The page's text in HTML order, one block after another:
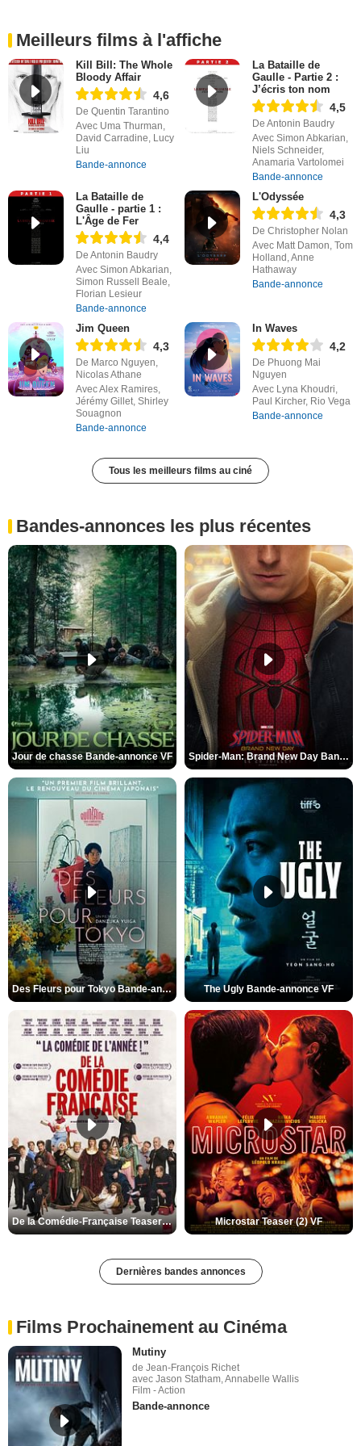
Meilleurs films à l'affiche
Kill Bill: The Whole
Bloody Affair
4,6
De Quentin Tarantino
Avec Uma Thurman,
David Carradine, Lucy
Liu
Bande-annonce
La Bataille de
Gaulle - Partie 2 :
J’écris ton nom
4,5
De Antonin Baudry
Avec Simon Abkarian,
Niels Schneider,
Anamaria Vartolomei
Bande-annonce
La Bataille de
Gaulle - partie 1 :
L'Âge de Fer
4,4
De Antonin Baudry
Avec Simon Abkarian,
Simon Russell Beale,
Florian Lesieur
Bande-annonce
L'Odyssée
4,3
De Christopher Nolan
Avec Matt Damon, Tom
Holland, Anne
Hathaway
Bande-annonce
Jim Queen
4,3
De Marco Nguyen,
Nicolas Athane
Avec Alex Ramires,
Jérémy Gillet, Shirley
Souagnon
Bande-annonce
In Waves
4,2
De Phuong Mai
Nguyen
Avec Lyna Khoudri,
Paul Kircher, Rio Vega
Bande-annonce
Tous les meilleurs films au ciné
Bandes-annonces les plus récentes
Jour de chasse Bande-annonce VF Spider-Man: Brand New Day Bande-annonce (3) VO STFR
Des Fleurs pour Tokyo Bande-annonce VO STFR The Ugly Bande-annonce VF
De la Comédie-Française Teaser (3) VF Microstar Teaser (2) VF
Dernières bandes annonces
Films Prochainement au Cinéma
Mutiny
de Jean-François Richet
avec Jason Statham, Annabelle Wallis
Film - Action
Bande-annonce